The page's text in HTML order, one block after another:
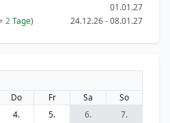
01.01.27
2Tage) 24.12.26 - 08.01.27
Do Fr Sa
So
4. 5. 6.
7.